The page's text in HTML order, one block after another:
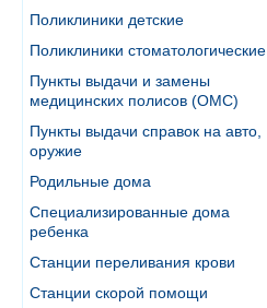
Поликлиники детские
Поликлиники стоматологические
Пункты выдачи и замены
медицинских полисов (ОМС)
Пункты выдачи справок на авто,
оружие
Родильные дома
Специализированные дома
ребенка
Станции переливания крови
Станции скорой помощи